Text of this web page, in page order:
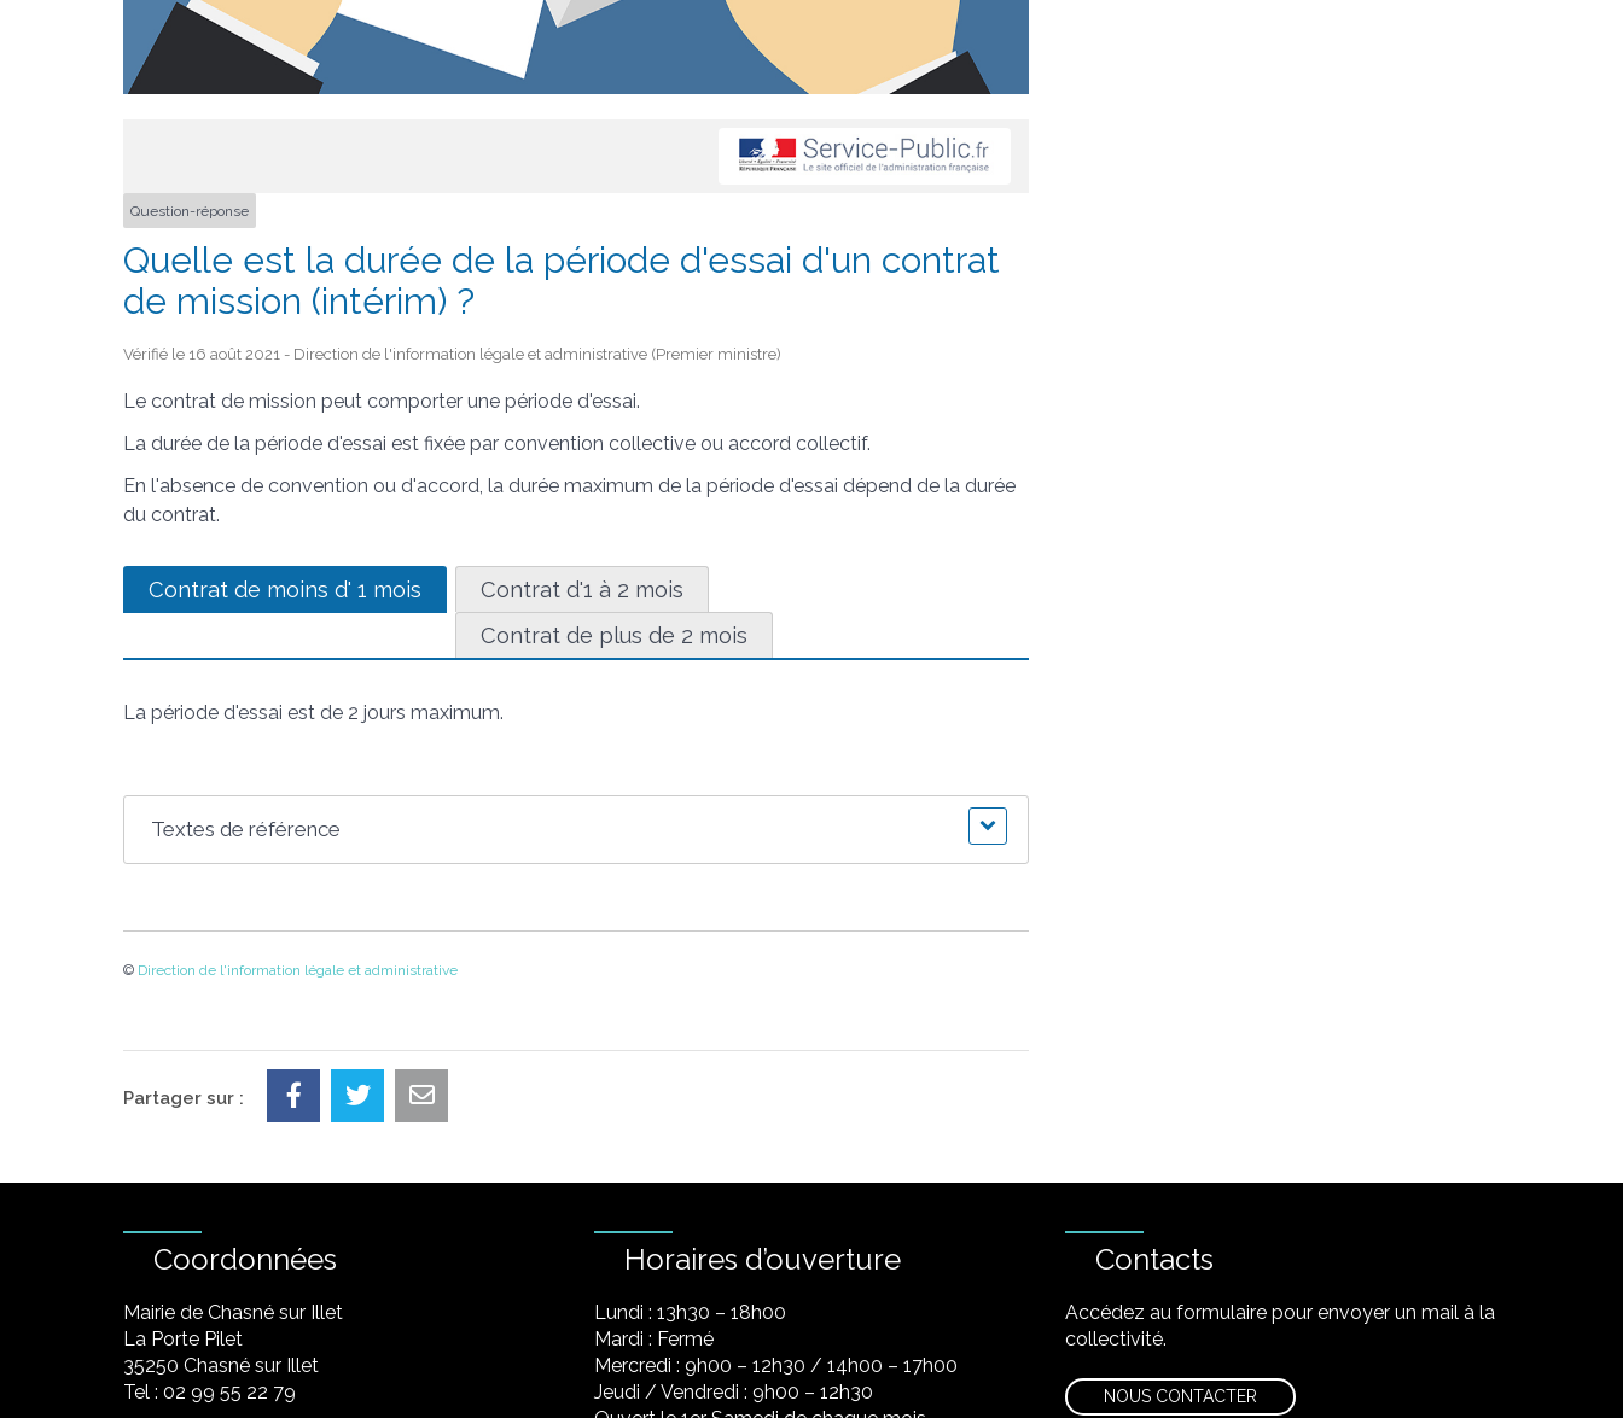
Question-réponse
Quelle est la durée de la période d'essai d'un contrat
de mission (intérim) ?
Vérifié le 16 août 2021 - Direction de l'information légale et administrative (Premier ministre)
Le contrat de mission peut comporter une période d'essai.
La durée de la période d'essai est fixée par convention collective ou accord collectif.
En l'absence de convention ou d'accord, la durée maximum de la période d'essai dépend de la durée
du contrat.
Contrat de moins d' 1 mois
Contrat d'1 à 2 mois
Contrat de plus de 2 mois
La période d'essai est de 2 jours maximum.
Textes de référence
© Direction de l'information légale et administrative
Partager sur :
Coordonnées
Mairie de Chasné sur Illet
La Porte Pilet
35250 Chasné sur Illet
Tel : 02 99 55 22 79
Horaires d’ouverture
Lundi : 13h30 – 18h00
Mardi : Fermé
Mercredi : 9h00 – 12h30 / 14h00 – 17h00
Jeudi / Vendredi : 9h00 – 12h30
Contacts
Accédez au formulaire pour envoyer un mail à la
collectivité.
NOUS CONTACTER